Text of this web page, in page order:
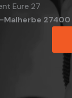
Eure 27
Malherbe 27400